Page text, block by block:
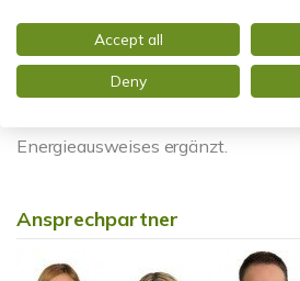
HINWEIS ZUM ENERGIEAUSWEIS:
wurde bereits beauftragt und wird
kurzfristig zur Verfügung gestellt.
Energieausweises ergänzt.
Ansprechpartner
Accept all
Deny